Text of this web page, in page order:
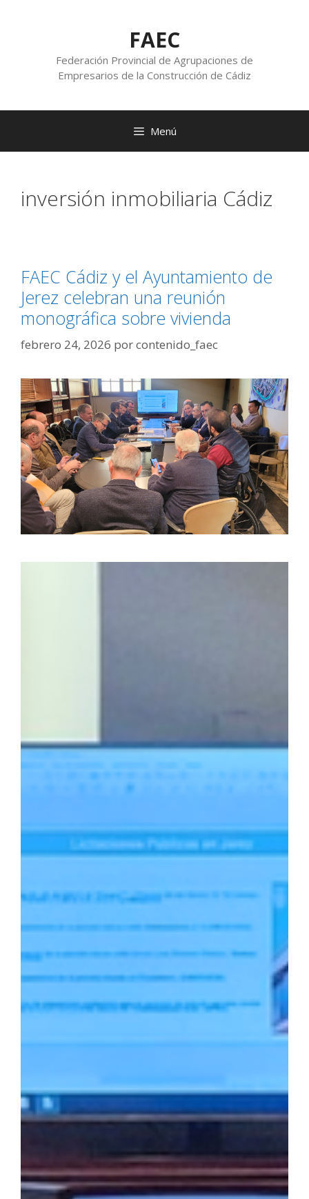
FAEC
Federación Provincial de Agrupaciones de
Empresarios de la Construcción de Cádiz
Menú
inversión inmobiliaria Cádiz
FAEC Cádiz y el Ayuntamiento de
Jerez celebran una reunión
monográfica sobre vivienda
febrero 24, 2026 porcontenido_faec